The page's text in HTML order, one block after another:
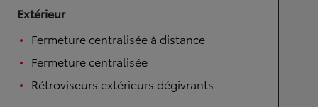
Extérieur
Fermeture centralisée à distance
Fermeture centralisée
Rétroviseurs extérieurs dégivrants